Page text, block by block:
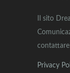
Il sito
Privacy